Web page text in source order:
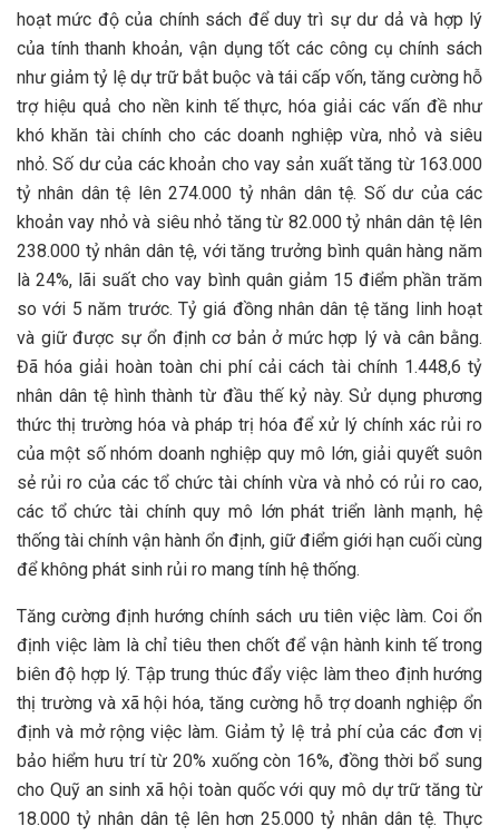
hoạt mức độ của chính sách để duy trì sự dư dả và hợp lý
của tính thanh khoản, vận dụng tốt các công cụ chính sách
như giảm tỷ lệ dự trữ bắt buộc và tái cấp vốn, tăng cường hỗ
trợ hiệu quả cho nền kinh tế thực, hóa giải các vấn đề như
khó khăn tài chính cho các doanh nghiệp vừa, nhỏ và siêu
nhỏ. Số dư của các khoản cho vay sản xuất tăng từ 163.000
tỷ nhân dân tệ lên 274.000 tỷ nhân dân tệ. Số dư của các
khoản vay nhỏ và siêu nhỏ tăng từ 82.000 tỷ nhân dân tệ lên
238.000 tỷ nhân dân tệ, với tăng trưởng bình quân hàng năm
là 24%, lãi suất cho vay bình quân giảm 15 điểm phần trăm
so với 5 năm trước. Tỷ giá đồng nhân dân tệ tăng linh hoạt
và giữ được sự ổn định cơ bản ở mức hợp lý và cân bằng.
Đã hóa giải hoàn toàn chi phí cải cách tài chính 1.448,6 tỷ
nhân dân tệ hình thành từ đầu thế kỷ này. Sử dụng phương
thức thị trường hóa và pháp trị hóa để xử lý chính xác rủi ro
của một số nhóm doanh nghiệp quy mô lớn, giải quyết suôn
sẻ rủi ro của các tổ chức tài chính vừa và nhỏ có rủi ro cao,
các tổ chức tài chính quy mô lớn phát triển lành mạnh, hệ
thống tài chính vận hành ổn định, giữ điểm giới hạn cuối cùng
để không phát sinh rủi ro mang tính hệ thống.
Tăng cường định hướng chính sách ưu tiên việc làm. Coi ổn
định việc làm là chỉ tiêu then chốt để vận hành kinh tế trong
biên độ hợp lý. Tập trung thúc đẩy việc làm theo định hướng
thị trường và xã hội hóa, tăng cường hỗ trợ doanh nghiệp ổn
định và mở rộng việc làm. Giảm tỷ lệ trả phí của các đơn vị
bảo hiểm hưu trí từ 20% xuống còn 16%, đồng thời bổ sung
cho Quỹ an sinh xã hội toàn quốc với quy mô dự trữ tăng từ
18.000 tỷ nhân dân tệ lên hơn 25.000 tỷ nhân dân tệ. Thực